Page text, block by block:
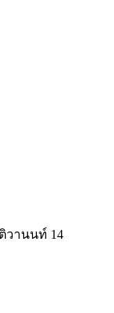
วานนท์ 14